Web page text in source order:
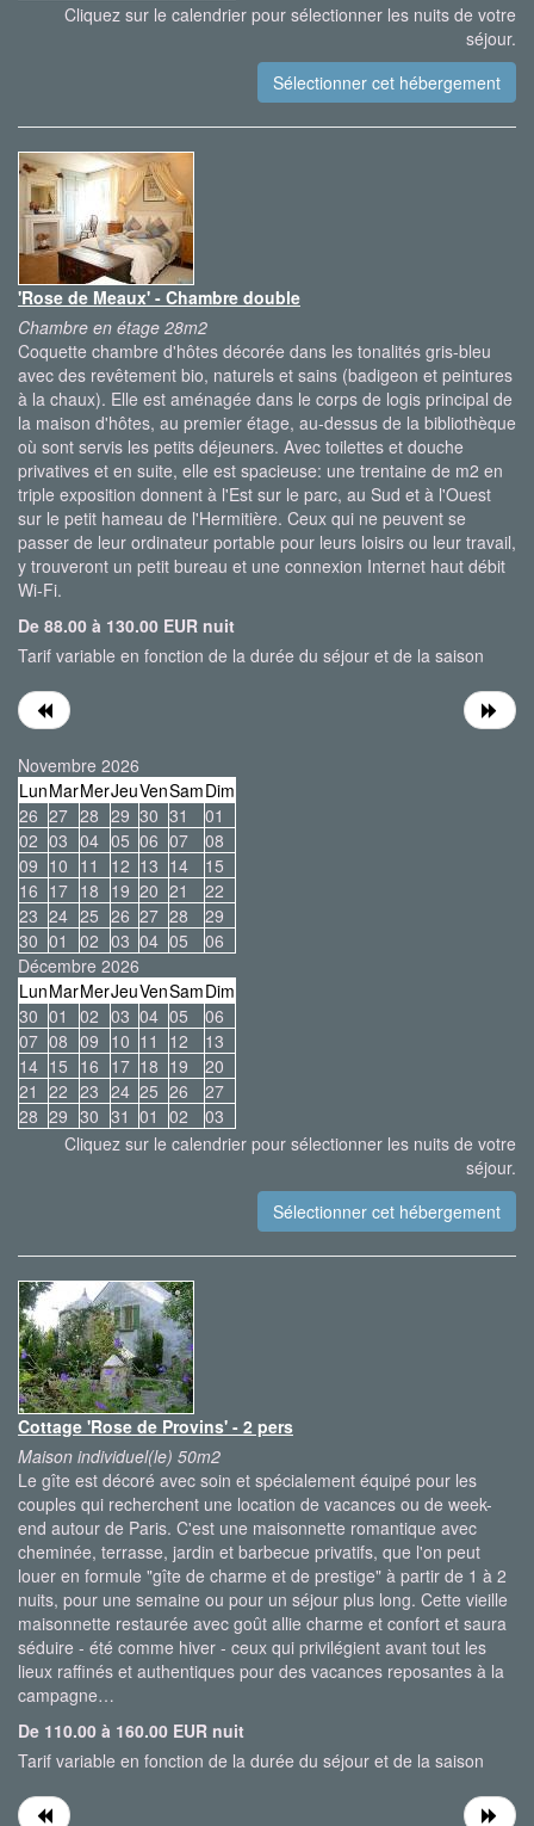
Cliquez sur le calendrier pour sélectionner les nuits de votre
séjour.
'Rose de Meaux' - Chambre double
Chambre en étage 28m2
Coquette chambre d'hôtes décorée dans les tonalités gris-bleu
avec des revêtement bio, naturels et sains (badigeon et peintures
à la chaux). Elle est aménagée dans le corps de logis principal de
la maison d'hôtes, au premier étage, au-dessus de la bibliothèque
où sont servis les petits déjeuners. Avec toilettes et douche
privatives et en suite, elle est spacieuse: une trentaine de m2 en
triple exposition donnent à l'Est sur le parc, au Sud et à l'Ouest
sur le petit hameau de l'Hermitière. Ceux qui ne peuvent se
passer de leur ordinateur portable pour leurs loisirs ou leur travail,
y trouveront un petit bureau et une connexion Internet haut débit
Wi-Fi.
De 88.00 à 130.00 EUR nuit
Tarif variable en fonction de la durée du séjour et de la saison
Novembre 2026
LunMarMerJeuVenSamDim
26 27 28 29 30 31
01
02 03 04 05 06 07
08
09 10 11 12 13 14
15
16 17 18 19 20 21
22
23 24 25 26 27 28
29
30 01 02 03 04 05
06
Décembre 2026
LunMarMerJeuVenSamDim
30 01 02 03 04 05
06
07 08 09 10 11 12
13
14 15 16 17 18 19
20
21 22 23 24 25 26
27
28 29 30 31 01 02
03
Cliquez sur le calendrier pour sélectionner les nuits de votre
séjour.
Cottage 'Rose de Provins' - 2 pers
Maison individuel(le) 50m2
Le gîte est décoré avec soin et spécialement équipé pour les
couples qui recherchent une location de vacances ou de week-
end autour de Paris. C'est une maisonnette romantique avec
cheminée, terrasse, jardin et barbecue privatifs, que l'on peut
louer en formule "gîte de charme et de prestige" à partir de 1 à 2
nuits, pour une semaine ou pour un séjour plus long. Cette vieille
maisonnette restaurée avec goût allie charme et confort et saura
séduire - été comme hiver - ceux qui privilégient avant tout les
lieux raffinés et authentiques pour des vacances reposantes à la
campagne…
De 110.00 à 160.00 EUR nuit
Tarif variable en fonction de la durée du séjour et de la saison